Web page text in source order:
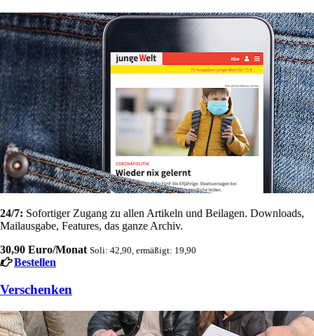
24/7: Sofortiger Zugang zu allen Artikeln und Beilagen. Downloads,
Mailausgabe, Features, das ganze Archiv.
30,90 Euro/Monat Soli: 42,90, ermäßigt: 19,90
Bestellen
Verschenken